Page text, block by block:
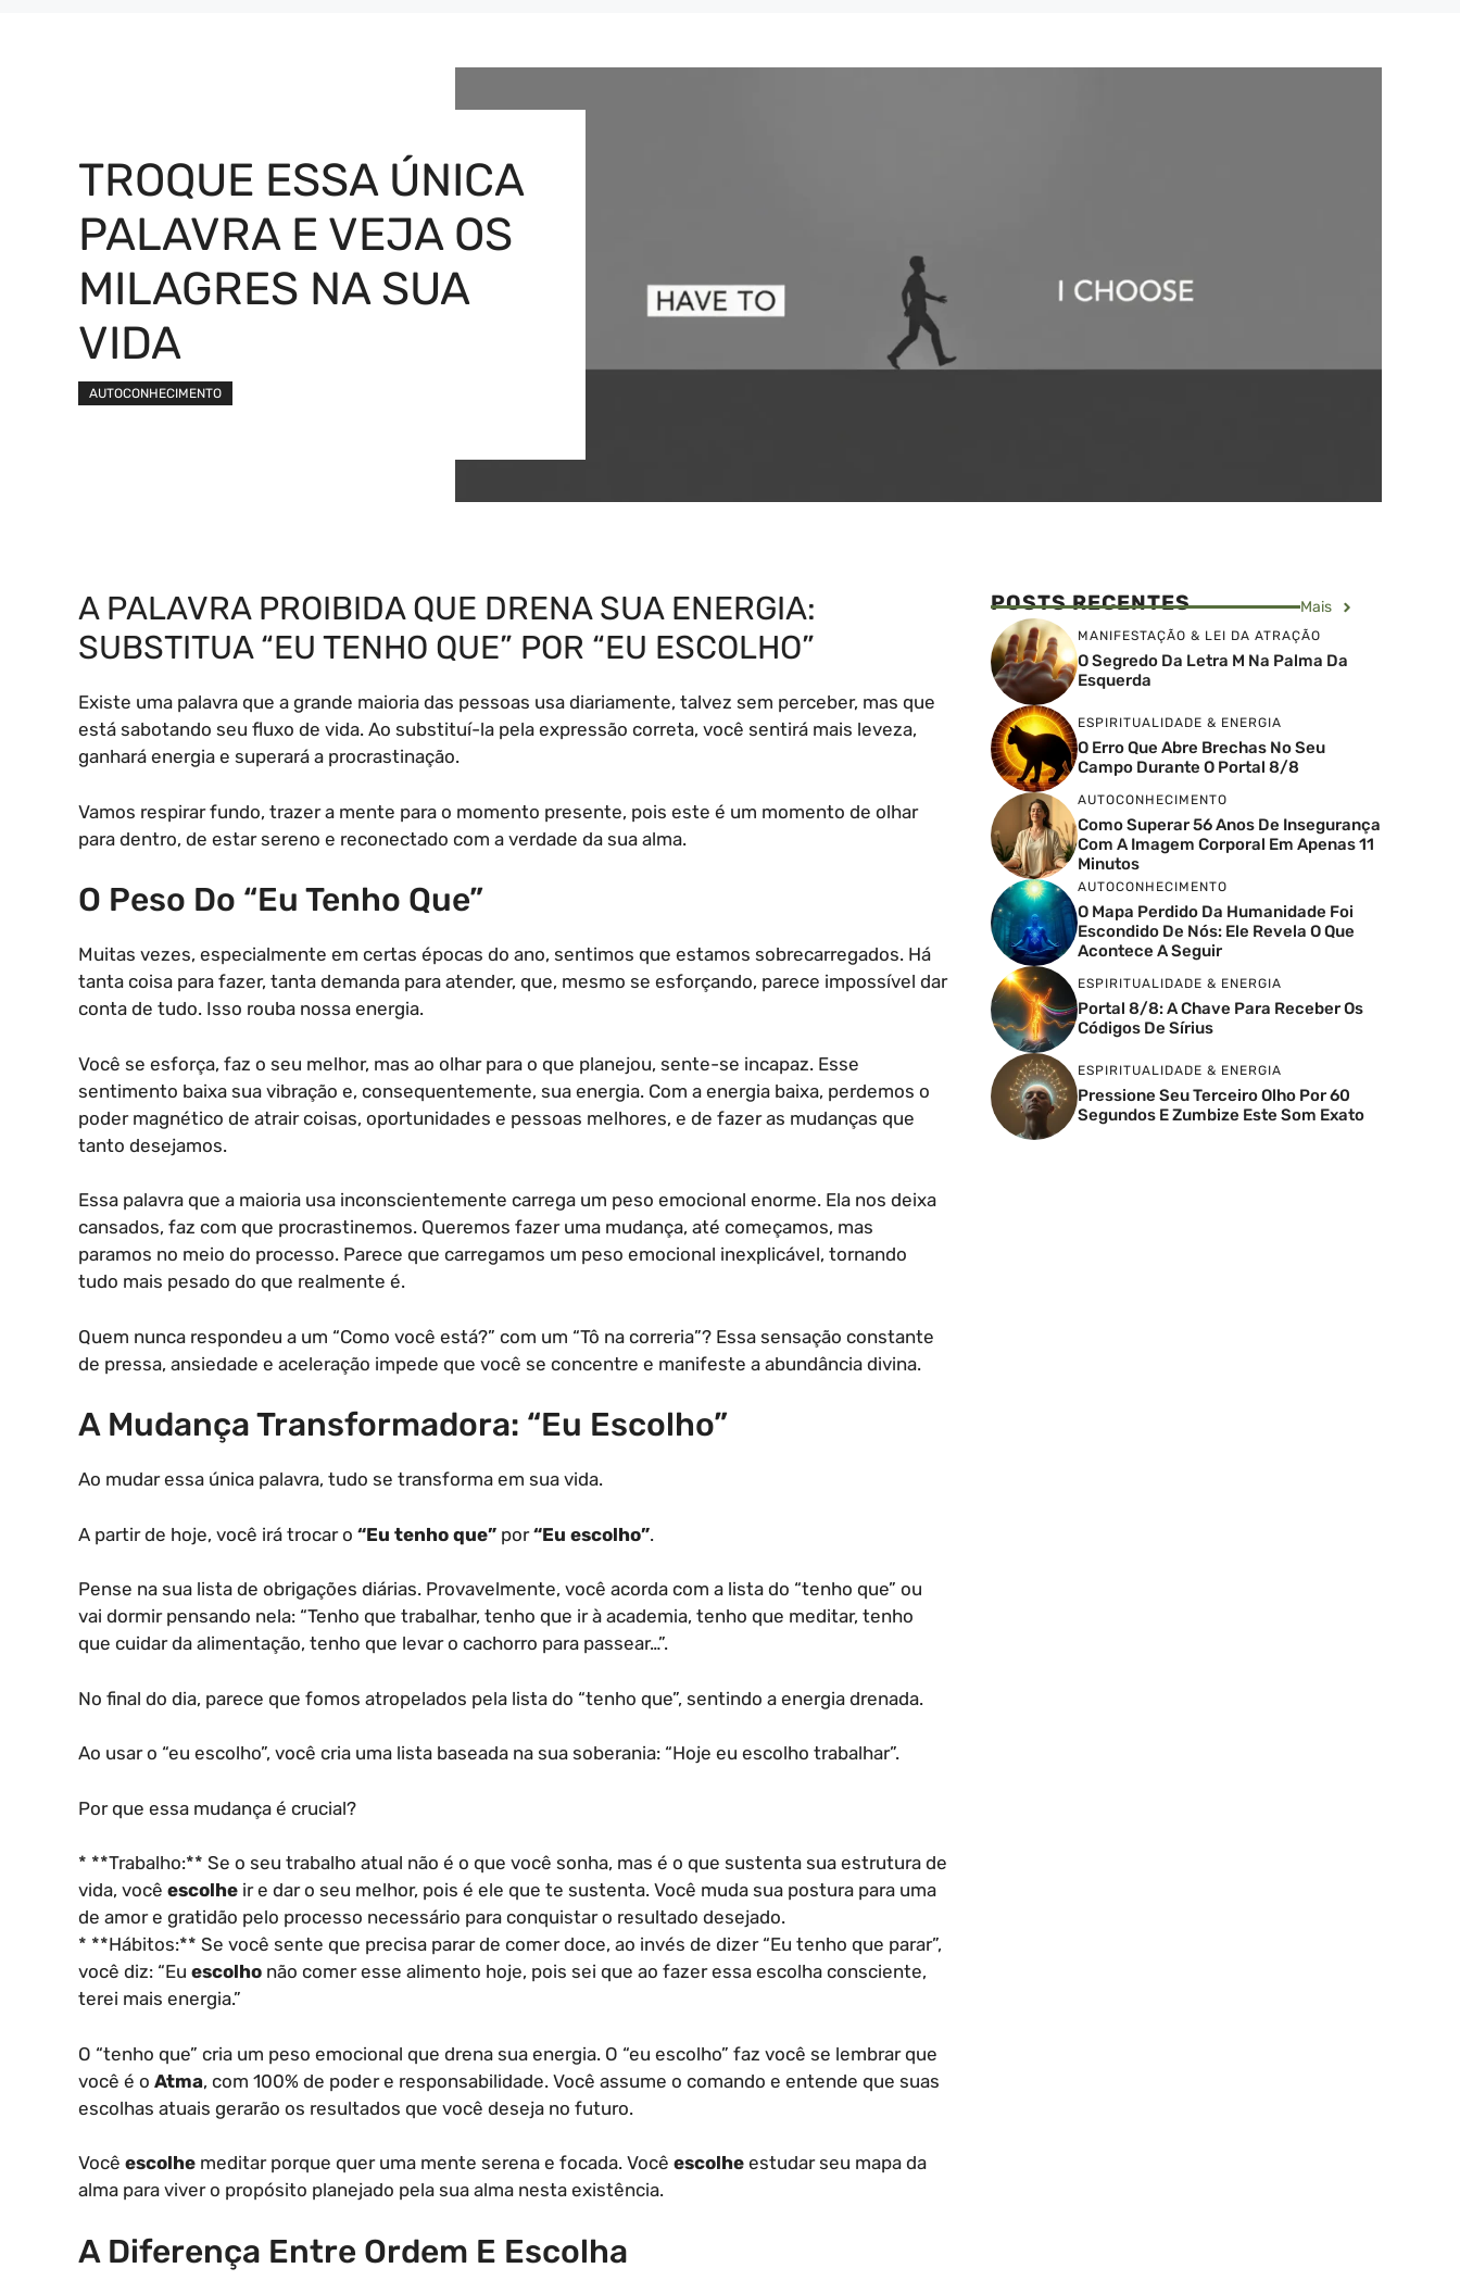
TROQUE ESSA ÚNICA
PALAVRA E VEJA OS
MILAGRES NA SUA
VIDA
AUTOCONHECIMENTO
A PALAVRA PROIBIDA QUE DRENA SUA ENERGIA:
SUBSTITUA “EU TENHO QUE” POR “EU ESCOLHO”
Existe uma palavra que a grande maioria das pessoas usa diariamente, talvez sem perceber, mas que
está sabotando seu fluxo de vida. Ao substituí-la pela expressão correta, você sentirá mais leveza,
ganhará energia e superará a procrastinação.
Vamos respirar fundo, trazer a mente para o momento presente, pois este é um momento de olhar
para dentro, de estar sereno e reconectado com a verdade da sua alma.
O Peso Do “Eu Tenho Que”
Muitas vezes, especialmente em certas épocas do ano, sentimos que estamos sobrecarregados. Há
tanta coisa para fazer, tanta demanda para atender, que, mesmo se esforçando, parece impossível dar
conta de tudo. Isso rouba nossa energia.
Você se esforça, faz o seu melhor, mas ao olhar para o que planejou, sente-se incapaz. Esse
sentimento baixa sua vibração e, consequentemente, sua energia. Com a energia baixa, perdemos o
poder magnético de atrair coisas, oportunidades e pessoas melhores, e de fazer as mudanças que
tanto desejamos.
Essa palavra que a maioria usa inconscientemente carrega um peso emocional enorme. Ela nos deixa
cansados, faz com que procrastinemos. Queremos fazer uma mudança, até começamos, mas
paramos no meio do processo. Parece que carregamos um peso emocional inexplicável, tornando
tudo mais pesado do que realmente é.
Quem nunca respondeu a um “Como você está?” com um “Tô na correria”? Essa sensação constante
de pressa, ansiedade e aceleração impede que você se concentre e manifeste a abundância divina.
A Mudança Transformadora: “Eu Escolho”
Ao mudar essa única palavra, tudo se transforma em sua vida.
A partir de hoje, você irá trocar o “Eu tenho que” por“Eu escolho”.
Pense na sua lista de obrigações diárias. Provavelmente, você acorda com a lista do “tenho que” ou
vai dormir pensando nela: “Tenho que trabalhar, tenho que ir à academia, tenho que meditar, tenho
que cuidar da alimentação, tenho que levar o cachorro para passear…”.
No final do dia, parece que fomos atropelados pela lista do “tenho que”, sentindo a energia drenada.
Ao usar o “eu escolho”, você cria uma lista baseada na sua soberania: “Hoje eu escolho trabalhar”.
Por que essa mudança é crucial?
* **Trabalho:** Se o seu trabalho atual não é o que você sonha, mas é o que sustenta sua estrutura de
vida, você escolhe ir e dar o seu melhor, pois é ele que te sustenta. Você muda sua postura para uma
de amor e gratidão pelo processo necessário para conquistar o resultado desejado.
* **Hábitos:** Se você sente que precisa parar de comer doce, ao invés de dizer “Eu tenho que parar”,
você diz: “Eu escolho não comer esse alimento hoje, pois sei que ao fazer essa escolha consciente,
terei mais energia.”
O “tenho que” cria um peso emocional que drena sua energia. O “eu escolho” faz você se lembrar que
você é o Atma, com 100% de poder e responsabilidade. Você assume o comando e entende que suas
escolhas atuais gerarão os resultados que você deseja no futuro.
Você escolhe meditar porque quer uma mente serena e focada. Você escolhe estudar seu mapa da
alma para viver o propósito planejado pela sua alma nesta existência.
A Diferença Entre Ordem E Escolha
POSTS RECENTES Mais
MANIFESTAÇÃO & LEI DA ATRAÇÃO
O Segredo Da Letra M Na Palma Da
Esquerda
ESPIRITUALIDADE & ENERGIA
O Erro Que Abre Brechas No Seu
Campo Durante O Portal 8/8
AUTOCONHECIMENTO
Como Superar 56 Anos De Insegurança
Com A Imagem Corporal Em Apenas 11
Minutos
AUTOCONHECIMENTO
O Mapa Perdido Da Humanidade Foi
Escondido De Nós: Ele Revela O Que
Acontece A Seguir
ESPIRITUALIDADE & ENERGIA
Portal 8/8: A Chave Para Receber Os
Códigos De Sírius
ESPIRITUALIDADE & ENERGIA
Pressione Seu Terceiro Olho Por 60
Segundos E Zumbize Este Som Exato